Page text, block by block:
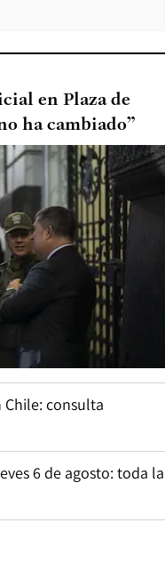
en Plaza de
ha cambiado”
Chile: consulta
6 de agosto: toda la